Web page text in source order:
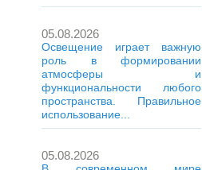
05.08.2026
Освещение играет важную
роль в формировании
атмосферы и
функциональности любого
пространства. Правильное
использование...
05.08.2026